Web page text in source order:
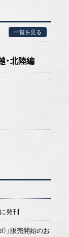
一覧を見る
・北陸編
発刊
」販売開始のお